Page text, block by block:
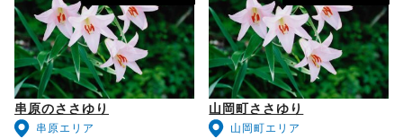
串原のささゆり
串原エリア
山岡町ささゆり
山岡町エリア